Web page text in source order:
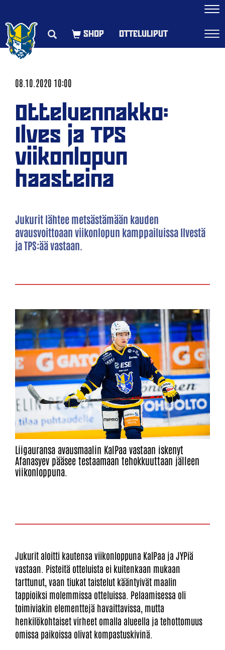
OTTELULIPUT
08.10.2020 10:00
Otteluennakko:
Ilves ja TPS
viikonlopun
haasteina
Jukurit lähtee metsästämään kauden
avausvoittoaan viikonlopun kamppailuissa Ilvestä
ja TPS:ää vastaan.
Liigauransa avausmaalin KalPaa vastaan iskenyt
Afanasyev pääsee testaamaan tehokkuuttaan jälleen
viikonloppuna.
Jukurit aloitti kautensa viikonloppuna KalPaa ja JYPiä
vastaan. Pisteitä otteluista ei kuitenkaan mukaan
tarttunut, vaan tiukat taistelut kääntyivät maalin
tappioiksi molemmissa otteluissa. Pelaamisessa oli
toimiviakin elementtejä havaittavissa, mutta
henkilökohtaiset virheet omalla alueella ja tehottomuus
omissa paikoissa olivat kompastuskivinä.